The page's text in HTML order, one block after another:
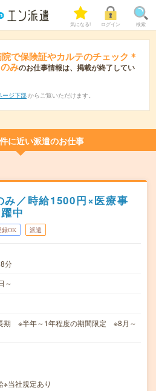
気になる! ログイン 検索
で保険証やカルテのチェック＊
みのお仕事情報は、掲載が終了してい
ージ下部 からご覧いただけます。
に近い派遣のお仕事
み／時給1500円×医療事
中
録OK 派遣
分
～
期 ※半年～1年程度の期間限定 ※8月～
当社規定あり